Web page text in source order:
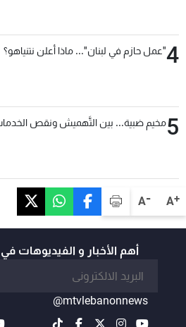
A+
A-
4"عمل حازم في لبنان"... ماذا أعلن نتنياهو؟
5مخيم ضبية... بين التَّهميش ونقص
أهم الأخبار و الفيديوهات في
@mtvlebanonnews